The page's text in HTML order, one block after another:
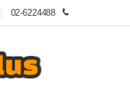
Skip to navigation
02-6224488